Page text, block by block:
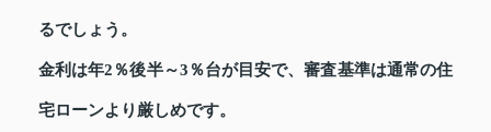
るでしょう。
金利は年2％後半～3％台が目安で、審査基準は通常の住
宅ローンより厳しめです。